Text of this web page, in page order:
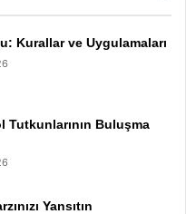
Kurallar ve Uygulamaları
Buluşma
Yansıtın